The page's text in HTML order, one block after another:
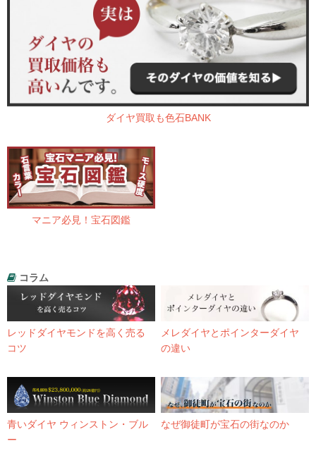
ダイヤ買取も色石BANK
マニア必見！宝石図鑑
コラム
レッドダイヤモンドを高く売る
コツ
メレダイヤとポインターダイヤ
の違い
青いダイヤ ウィンストン・ブル
ー
なぜ御徒町が宝石の街なのか